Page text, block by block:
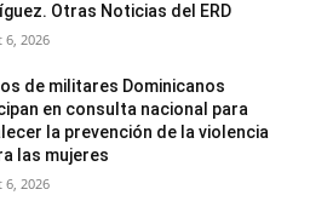
Otras Noticias del ERD
6, 2026
de militares Dominicanos
en consulta nacional para
la prevención de la violencia
las mujeres
6, 2026